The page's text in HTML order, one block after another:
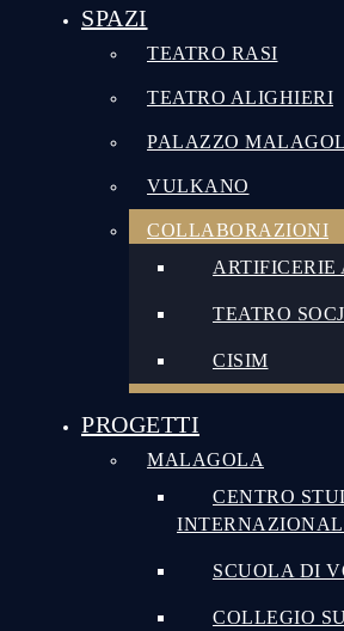
SPAZI
TEATRO RASI
TEATRO ALIGHIERI
PALAZZO
VULKANO
COLLABORAZIONI
ARTIFICERIE
TEATRO
CISIM
PROGETTI
MALAGOLA
CENTRO
SCUOLA DI
COLLEGIO